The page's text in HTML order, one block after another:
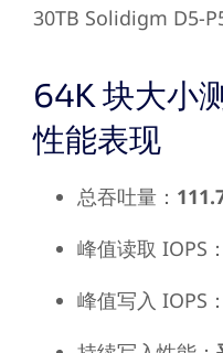
30TB Solidigm D5-
64K 块大小
性能表现
总吞吐量：
峰值读取 IOPS：
峰值写入 IOPS：